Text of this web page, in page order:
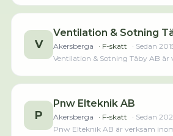
2 945 000,00 kr
V
Ventilation & Sotning
Akersberga · F-skatt · Sedan
Ventilation & Sotning Täby AB
räkenskapsåret (2025).Läs
P
Pnw Elteknik AB
Akersberga · F-skatt · Sedan
Pnw Elteknik AB är verksam